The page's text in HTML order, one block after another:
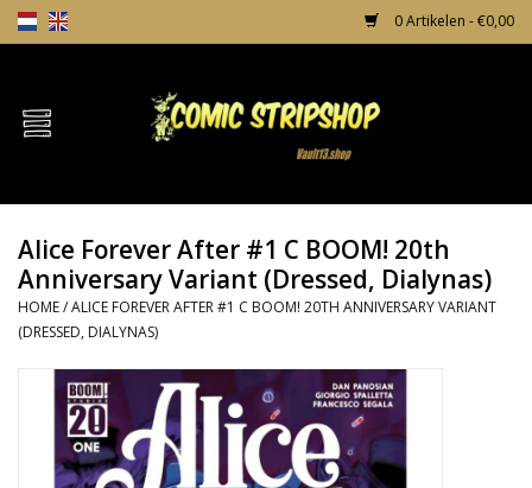
0 Artikelen - €0,00
Home
TPB's
Incentives
Comic Protection
Alice Forever After #1 C BOOM! 20th
Anniversary Variant (Dressed, Dialynas)
HOME/ALICE FOREVER AFTER #1 C BOOM! 20TH ANNIVERSARY VARIANT
(DRESSED, DIALYNAS)